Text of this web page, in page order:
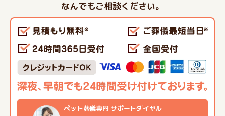
なんでもご相談ください。
ペット葬儀専門 サポートダイヤル